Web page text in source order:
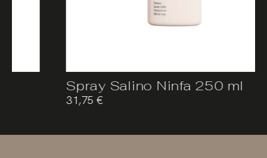
Spray Salino Ninfa 250 ml